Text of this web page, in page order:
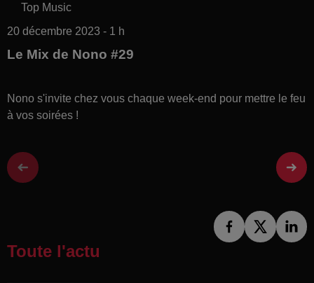
Top Music
20 décembre 2023 - 1 h
Le Mix de Nono #29
Nono s'invite chez vous chaque week-end pour mettre le feu
à vos soirées !
Toute l'actu